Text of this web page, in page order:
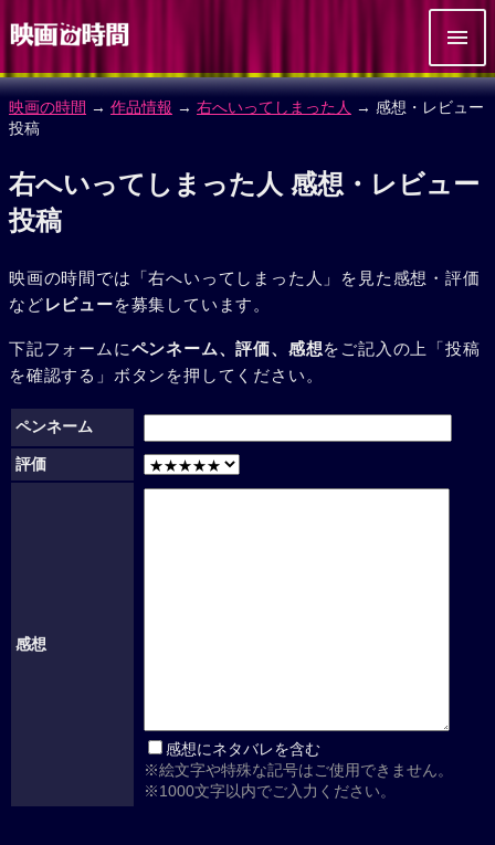
映画の時間 → 作品情報 → 右へいってしまった人 → 感想・レビュー
投稿
右へいってしまった人 感想・レビュー
投稿
映画の時間では「右へいってしまった人」を見た感想・評価
などレビューを募集しています。
下記フォームにペンネーム、評価、感想をご記入の上「投稿
を確認する」ボタンを押してください。
ペンネーム
評価
感想
感想にネタバレを含む
※絵文字や特殊な記号はご使用できません。
※1000文字以内でご入力ください。